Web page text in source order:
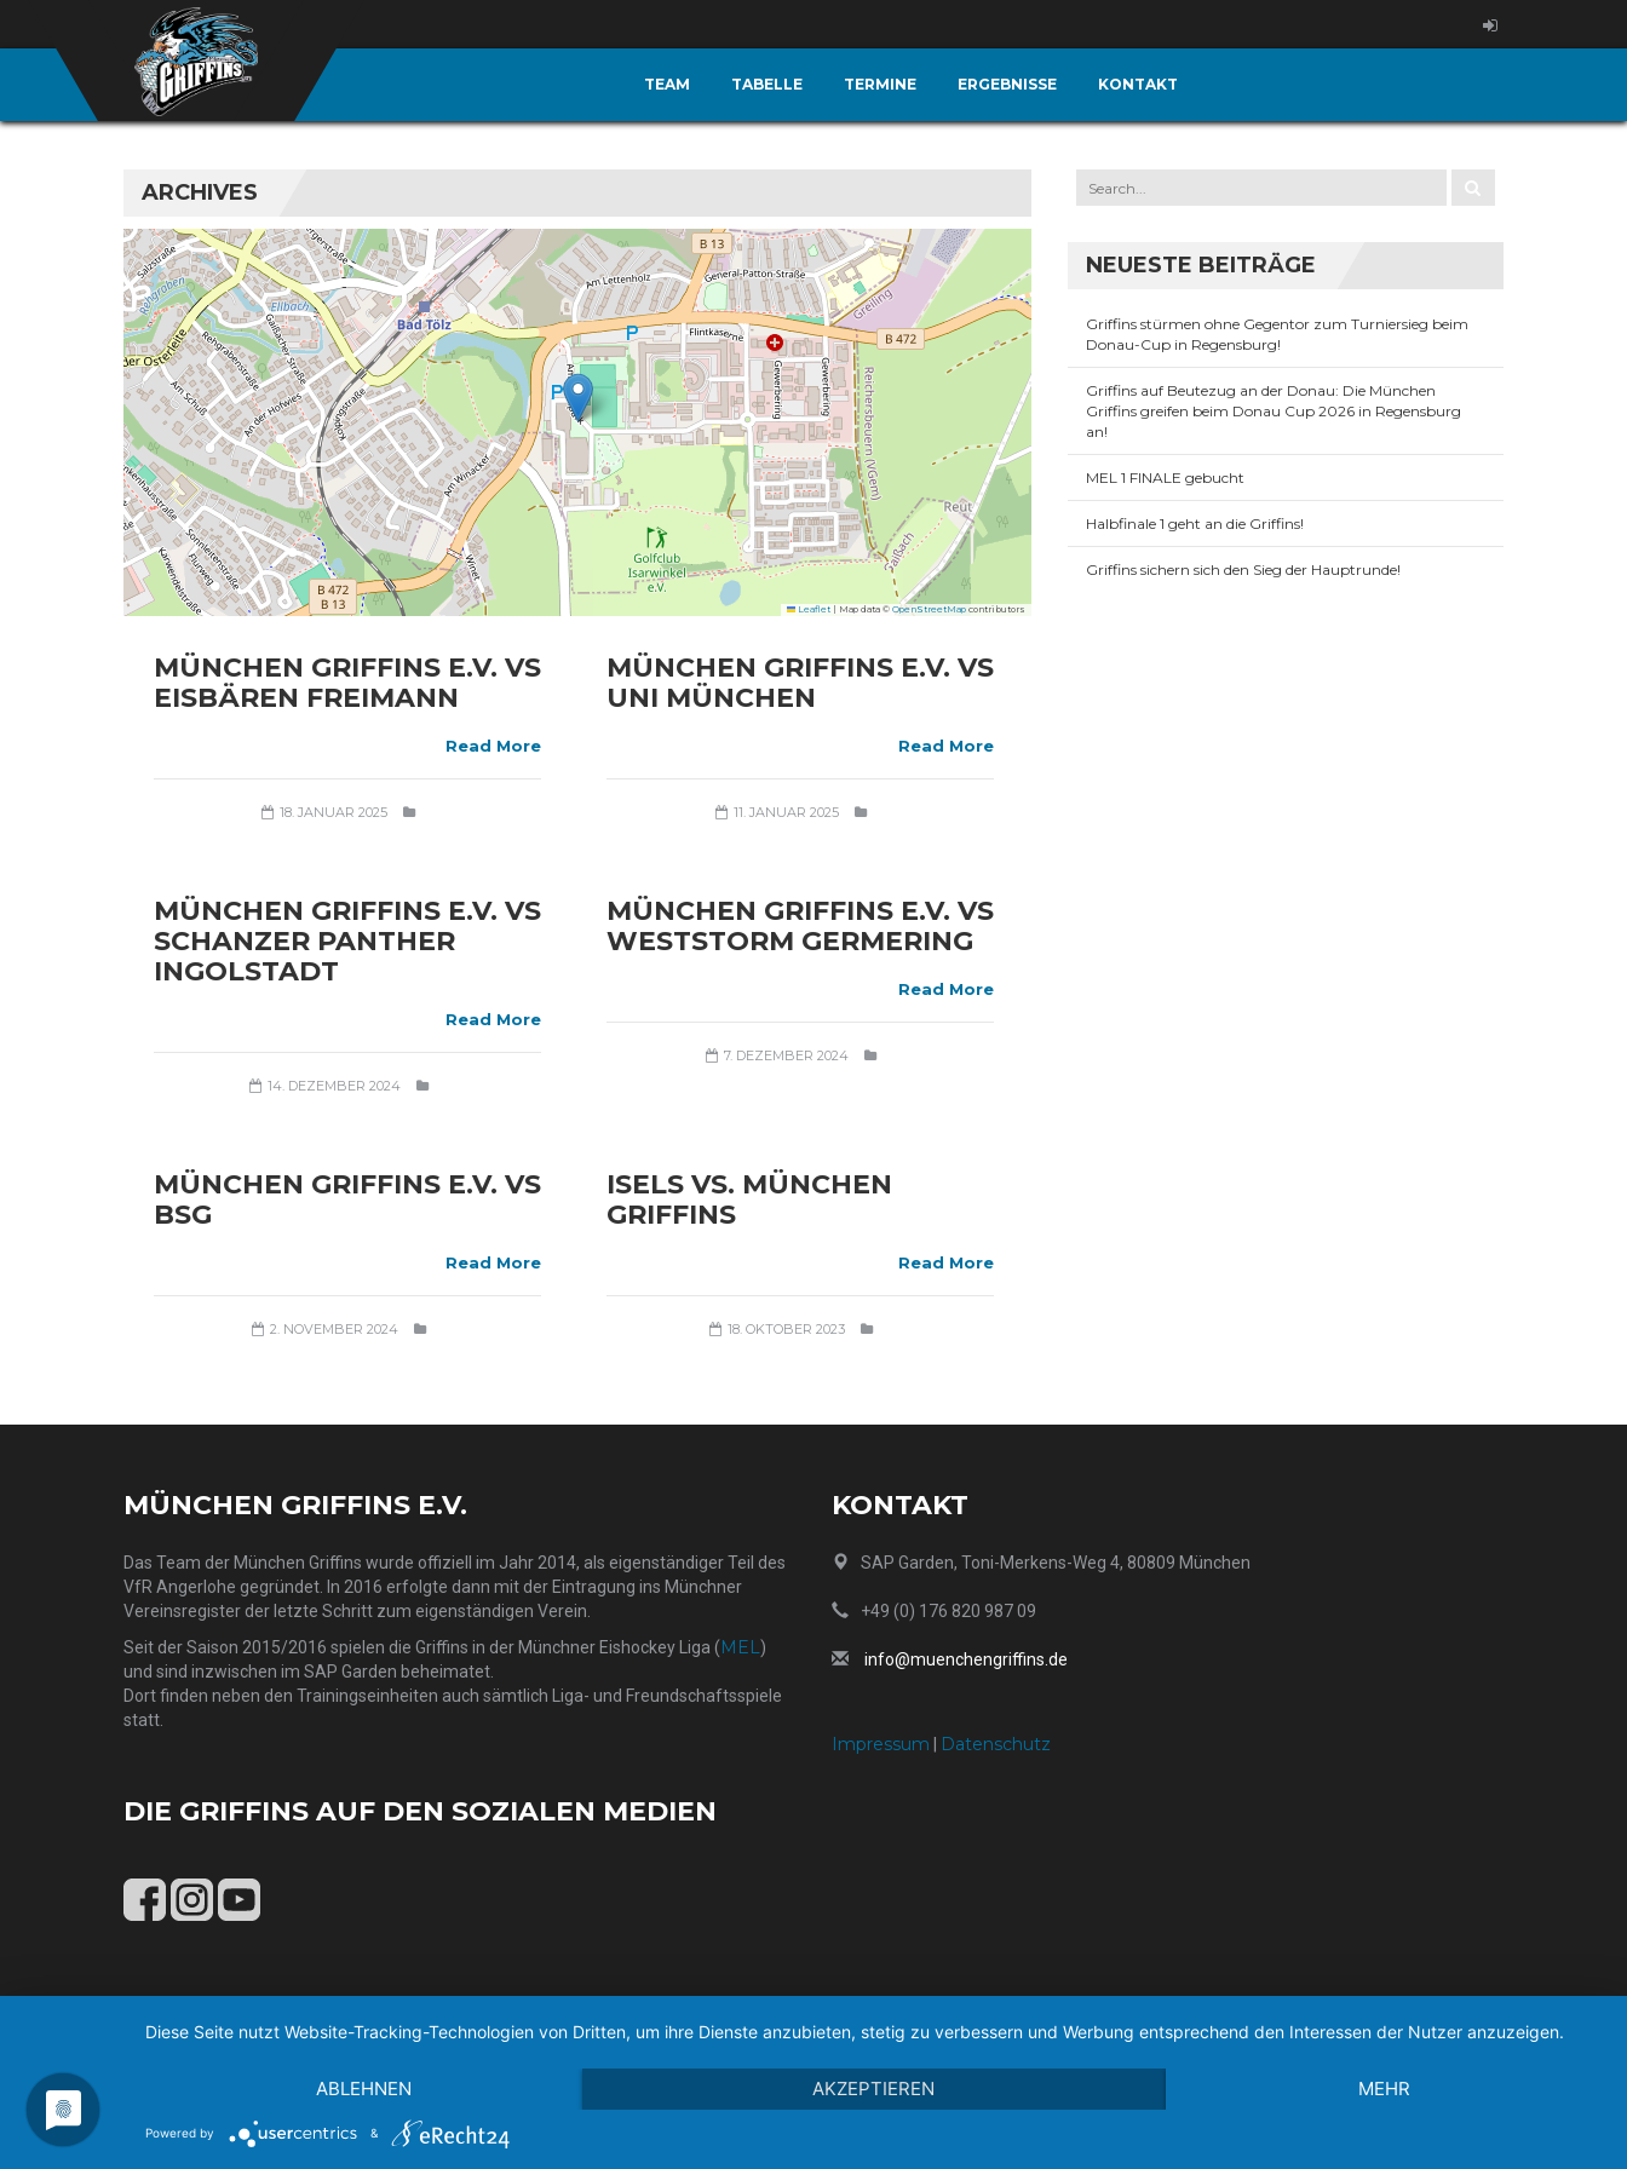
TEAM TABELLE TERMINE ERGEBNISSE KONTAKT
ARCHIVES
Leaflet Map data © OpenStreetMap contributors
MÜNCHEN GRIFFINS E.V. VS
EISBÄREN FREIMANN
Read More
18. JANUAR 2025
MÜNCHEN GRIFFINS E.V. VS
UNI MÜNCHEN
Read More
11. JANUAR 2025
MÜNCHEN GRIFFINS E.V. VS
SCHANZER PANTHER
INGOLSTADT
Read More
14. DEZEMBER 2024
MÜNCHEN GRIFFINS E.V. VS
WESTSTORM GERMERING
Read More
7. DEZEMBER 2024
MÜNCHEN GRIFFINS E.V. VS
BSG
Read More
2. NOVEMBER 2024
ISELS VS. MÜNCHEN
GRIFFINS
Read More
18. OKTOBER 2023
NEUESTE BEITRÄGE
Griffins stürmen ohne Gegentor zum Turniersieg beim
Donau-Cup in Regensburg!
Griffins auf Beutezug an der Donau: Die München
Griffins greifen beim Donau Cup 2026 in Regensburg
an!
MEL 1 FINALE gebucht
Halbfinale 1 geht an die Griffins!
Griffins sichern sich den Sieg der Hauptrunde!
MÜNCHEN GRIFFINS E.V.
Das Team der München Griffins wurde offiziell im Jahr 2014, als eigenständiger Teil des
VfR Angerlohe gegründet. In 2016 erfolgte dann mit der Eintragung ins Münchner
Vereinsregister der letzte Schritt zum eigenständigen Verein.
Seit der Saison 2015/2016 spielen die Griffins in der Münchner Eishockey Liga (MEL)
und sind inzwischen im SAP Garden beheimatet.
Dort finden neben den Trainingseinheiten auch sämtlich Liga- und Freundschaftsspiele
statt.
KONTAKT
SAP Garden, Toni-Merkens-Weg 4, 80809 München
+49 (0) 176 820 987 09
info@muenchengriffins.de
Impressum Datenschutz
DIE GRIFFINS AUF DEN SOZIALEN MEDIEN
Diese Seite nutzt Website-Tracking-Technologien von Dritten, um ihre Dienste anzubieten, stetig zu verbessern und Werbung entsprechend den Interessen der Nutzer anzuzeigen.
ABLEHNEN AKZEPTIEREN MEHR
Powered by &